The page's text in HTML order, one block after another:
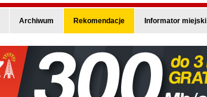
Archiwum Rekomendacje Informator miejski